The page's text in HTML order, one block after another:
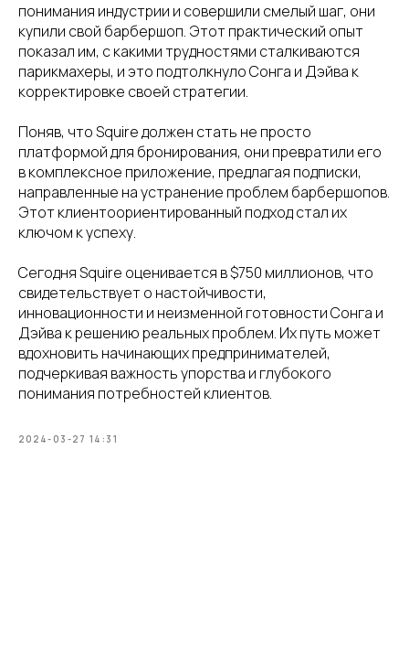
понимания индустрии и совершили смелый шаг, они
купили свой барбершоп. Этот практический опыт
показал им, с какими трудностями сталкиваются
парикмахеры, и это подтолкнуло Сонга и Дэйва к
корректировке своей стратегии.
Поняв, что Squire должен стать не просто
платформой для бронирования, они превратили его
в комплексное приложение, предлагая подписки,
направленные на устранение проблем барбершопов.
Этот клиентоориентированный подход стал их
ключом к успеху.
Сегодня Squire оценивается в $750 миллионов, что
свидетельствует о настойчивости,
инновационности и неизменной готовности Сонга и
Дэйва к решению реальных проблем. Их путь может
вдохновить начинающих предпринимателей,
подчеркивая важность упорства и глубокого
понимания потребностей клиентов.
2024-03-27 14:31